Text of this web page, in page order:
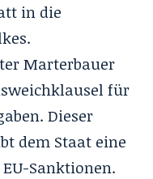
in die
Marterbauer
für
Dieser
dem Staat eine
Sanktionen.